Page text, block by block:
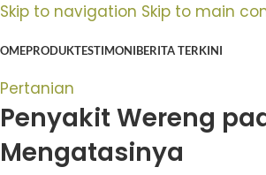
Skip to navigation Skip to main
PRODUKTESTIMONIBERITA TERKINI
Pertanian
Penyakit Wereng
Mengatasinya